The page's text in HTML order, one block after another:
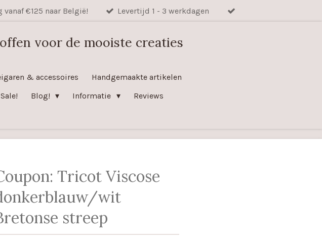
vanaf €125 naar België! Levertijd 1 - 3 werkdagen
voor de mooiste creaties
& accessoires
Handgemaakte artikelen
Sale! Blog! Informatie Reviews
Tricot Viscose
wit
streep